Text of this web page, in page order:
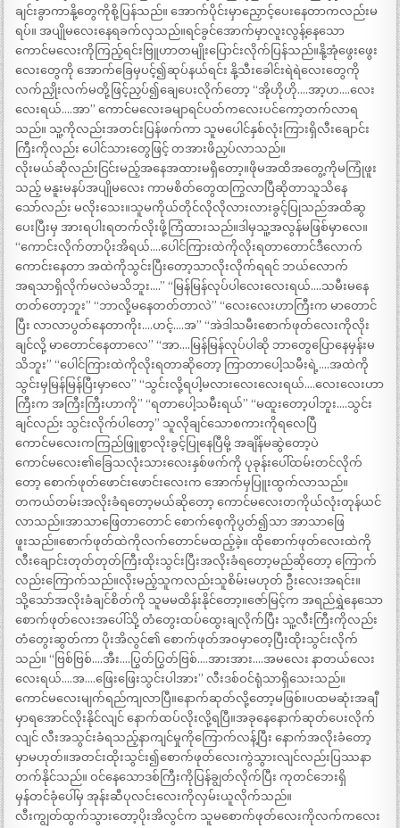
ချင်းခွာကာနို့တွေကိုစို့ပြန်သည်။ အောက်ပိုင်းမှာညှောင့်ပေးနေတာကလည်းမ
ရပ်။ အပျိုမလေးနေရခက်လှသည်။ရင်ခွင်အောက်မှာလူးလွန့်နေသော
ကောင်မလေးကိုကြည့်ရင်းဗြူဟာတမျိုးပြောင်းလိုက်ပြန်သည်။နို့အုံဖွေးဖွေး
လေးတွေကို အောက်ခြေမှပင့်၍ဆုပ်နယ်ရင်း နို့သီးခေါင်းရဲရဲလေးတွေကို
လက်ညှိုးလက်မတို့ဖြင့်ညှပ်၍ချေပေးလိုက်တော့ “အိုဟိုဟို….အာ့ဟ….လေး
လေးရယ်….အာ” ကောင်မလေးခမျာရင်ပတ်ကလေးပင်ကော့တက်လာရ
သည်။ သူ့ကိုလည်းအတင်းပြန်ဖက်ကာ သူမပေါင်နှစ်လုံးကြားရှိလီးချောင်း
ကြီးကိုလည်း ပေါင်သားတွေဖြင့် တအားဖိညှပ်လာသည်။
လိုးမယ်ဆိုလည်းငြင်းမည့်အနေအထားမရှိတော့။ဖိုမအထိအတွေ့ကိုမကြုံဖူး
သည့် မနူးမနပ်အပျိုမလေး ကာမစိတ်တွေထကြွလာပြီဆိုတာသူသိနေ
သော်လည်း မလိုးသေး။သူမကိုယ်တိုင်လိုလိုလားလားခွင့်ပြုသည်အထိဆွ
ပေးပြီးမှ အားရပါးရတက်လိုးဖို့ကြံထားသည်။ဒါမှသူ့အလွန်မဖြစ်မှာလေ။
“ကောင်းလိုက်တာပိုးအိရယ်….ပေါင်ကြားထဲကိုလိုးရတာတောင်ဒီလောက်
ကောင်းနေတာ အထဲကိုသွင်းပြီးတော့သာလိုးလိုက်ရရင် ဘယ်လောက်
အရသာရှိလိုက်မလဲမသိဘူး….” “မြန်မြန်လုပ်ပါလေးလေးရယ်….သမီးမနေ
တတ်တော့ဘူး” “ဘာလို့မနေတတ်တာလဲ” “လေးလေးဟာကြီးက မာတောင်
ပြီး လာလာပွတ်နေတာကိုး….ဟင့်….အ” “အဲဒါသမီးစောက်ဖုတ်လေးကိုလိုး
ချင်လို့ မာတောင်နေတာလေ” “အာ….မြန်မြန်လုပ်ပါဆို ဘာတွေပြောနေမှန်းမ
သိဘူး” “ပေါင်ကြားထဲကိုလိုးရတာဆိုတော့ ကြာတာပေါ့သမီးရဲ့….အထဲကို
သွင်းမှမြန်မြန်ပြီးမှာလေ” “သွင်းလို့ရပါ့မလားလေးလေးရယ်….လေးလေးဟာ
ကြီးက အကြီးကြီးဟာကို” “ရတာပေါ့သမီးရယ်” “မထူးတော့ပါဘူး….သွင်း
ချင်လည်း သွင်းလိုက်ပါတော့” သူလိုချင်သောစကားကိုရလေပြီ
ကောင်မလေးကကြည်ဖြူစွာလိုးခွင့်ပြုနေပြီမို့ အချိန်မဆွဲတော့ပဲ
ကောင်မလေး၏ခြေသလုံးသားလေးနှစ်ဖက်ကို ပုခုန်းပေါ်ထမ်းတင်လိုက်
တော့ စောက်ဖုတ်ဖောင်းဖောင်းလေးက အောက်မှပြူးထွက်လာသည်။
တကယ်တမ်းအလိုးခံရတော့မယ်ဆိုတော့ ကောင်မလေးတကိုယ်လုံးတုန်ယင်
လာသည်။အာသာဖြေတာတောင် စောက်စေ့ကိုပွတ်၍သာ အာသာဖြေ
ဖူးသည်။စောက်ဖုတ်ထဲကိုလက်တောင်မထည့်ခဲ့။ ထိုစောက်ဖုတ်လေးထဲကို
လီးချောင်းတုတ်တုတ်ကြီးထိုးသွင်းပြီးအလိုးခံရတော့မည်ဆိုတော့ ကြောက်
လည်းကြောက်သည်။လိုးမည့်သူကလည်းသူစိမ်းမဟုတ် ဦးလေးအရင်း။
သို့သော်အလိုးခံချင်စိတ်ကို သူမမထိန်းနိုင်တော့။ဇော်မြင့်က အရည်ရွှဲနေသော
စောက်ဖုတ်လေးအပေါ်သို့ တံတွေးထပ်ထွေးချလိုက်ပြီး သူ့လီးကြီးကိုလည်း
တံတွေးဆွတ်ကာ ပိုးအိလွင်၏ စောက်ဖုတ်အဝမှာတေ့ပြီးထိုးသွင်းလိုက်
သည်။ “ဗြစ်ဗြစ်….အီး….ပြွတ်ပြွတ်ဗြစ်….အားအား….အမလေး နာတယ်လေး
လေးရယ်….အ….ဖြေးဖြေးသွင်းပါအား” လီးဒစ်ဝင်ရုံသာရှိသေးသည်။
ကောင်မလေးမျက်ရည်ကျလာပြီ။နောက်ဆုတ်လို့တော့မဖြစ်။ပထမဆုံးအချီ
မှာရအောင်လိုးနိုင်လျင် နောက်ထပ်လိုးလို့ရပြီ။အခုနေနောက်ဆုတ်ပေးလိုက်
လျင် လီးအသွင်းခံရသည့်နာကျင်မှုကိုကြောက်လန့်ပြီး နောက်အလိုးခံတော့
မှာမဟုတ်။အတင်းထိုးသွင်း၍စောက်ဖုတ်လေးကွဲသွားလျင်လည်းပြဿနာ
တက်နိုင်သည်။ ဝင်နေသောဒစ်ကြီးကိုပြန်ချွတ်လိုက်ပြီး ကုတင်ဘေးရှိ
မှန်တင်ခုံပေါ်မှ အုန်းဆီပုလင်းလေးကိုလှမ်းယူလိုက်သည်။
လီးကျွတ်ထွက်သွားတော့ပိုးအိလွင်က သူမစောက်ဖုတ်လေးကိုလက်ကလေး